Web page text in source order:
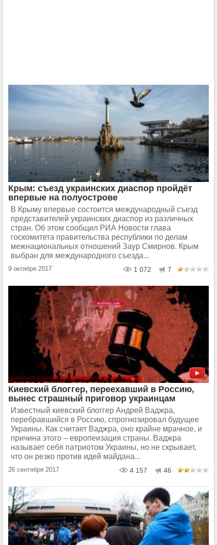
Крым: съезд украинских диаспор пройдёт
впервые на полуострове
В Крыму впервые состоится международный съезд
представителей украинских диаспор из различных
стран. Об этом сообщил РИА Новости глава
госкомитета правительства республики по делам
межнациональных отношений Заур Смирнов. Крым
выбран для международного съезда...
9 октября 2017 1 072 7
Киевский блоггер, переехавший в Россию,
вынес страшный приговор украинцам
Известный киевский блоггер Андрей Ваджра,
перебравшийся в Россию, спрогнозировал будущее
Украины. Как считает Ваджра, оно крайне мрачное, и
причина этого – европеизация страны. Ваджра
называет себя патриотом Украины, но не скрывает,
что он резко против идей майдана...
26 сентября 2017 4 157 46